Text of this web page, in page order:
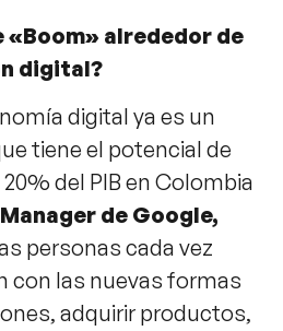
«Boom» alrededor de
digital?
digital ya es un
tiene el potencial de
del PIB en Colombia
de Google,
personas cada vez
con las nuevas formas
adquirir productos,